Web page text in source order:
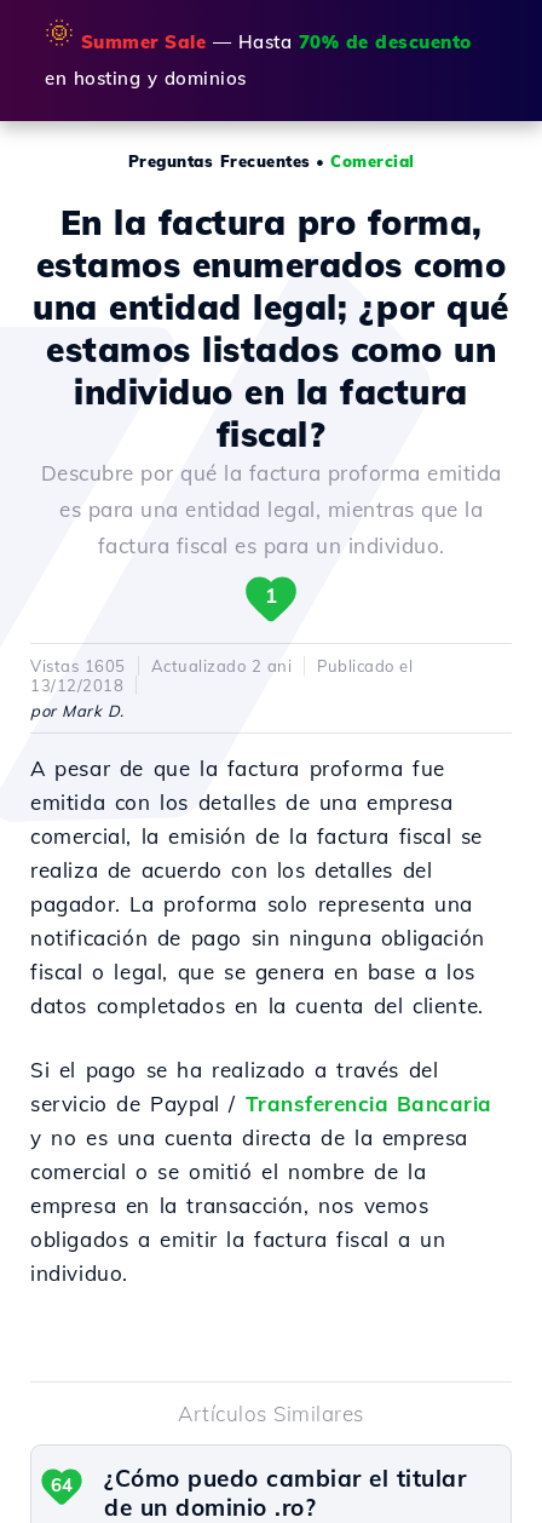
🌞 Summer Sale — Hasta 70% de descuento
en hosting y dominios
Preguntas Frecuentes • Comercial
En la factura pro forma,
estamos enumerados como
una entidad legal; ¿por qué
estamos listados como un
individuo en la factura
fiscal?
Descubre por qué la factura proforma emitida
es para una entidad legal, mientras que la
factura fiscal es para un individuo.
1
Vistas 1605 Actualizado 2 ani
Publicado el
13/12/2018
por Mark D.
A pesar de que la factura proforma fue
emitida con los detalles de una empresa
comercial, la emisión de la factura fiscal se
realiza de acuerdo con los detalles del
pagador. La proforma solo representa una
notificación de pago sin ninguna obligación
fiscal o legal, que se genera en base a los
datos completados en la cuenta del cliente.
Si el pago se ha realizado a través del
servicio de Paypal / Transferencia Bancaria
y no es una cuenta directa de la empresa
comercial o se omitió el nombre de la
empresa en la transacción, nos vemos
obligados a emitir la factura fiscal a un
individuo.
Artículos Similares
¿Cómo puedo cambiar el titular
de un dominio .ro?
64